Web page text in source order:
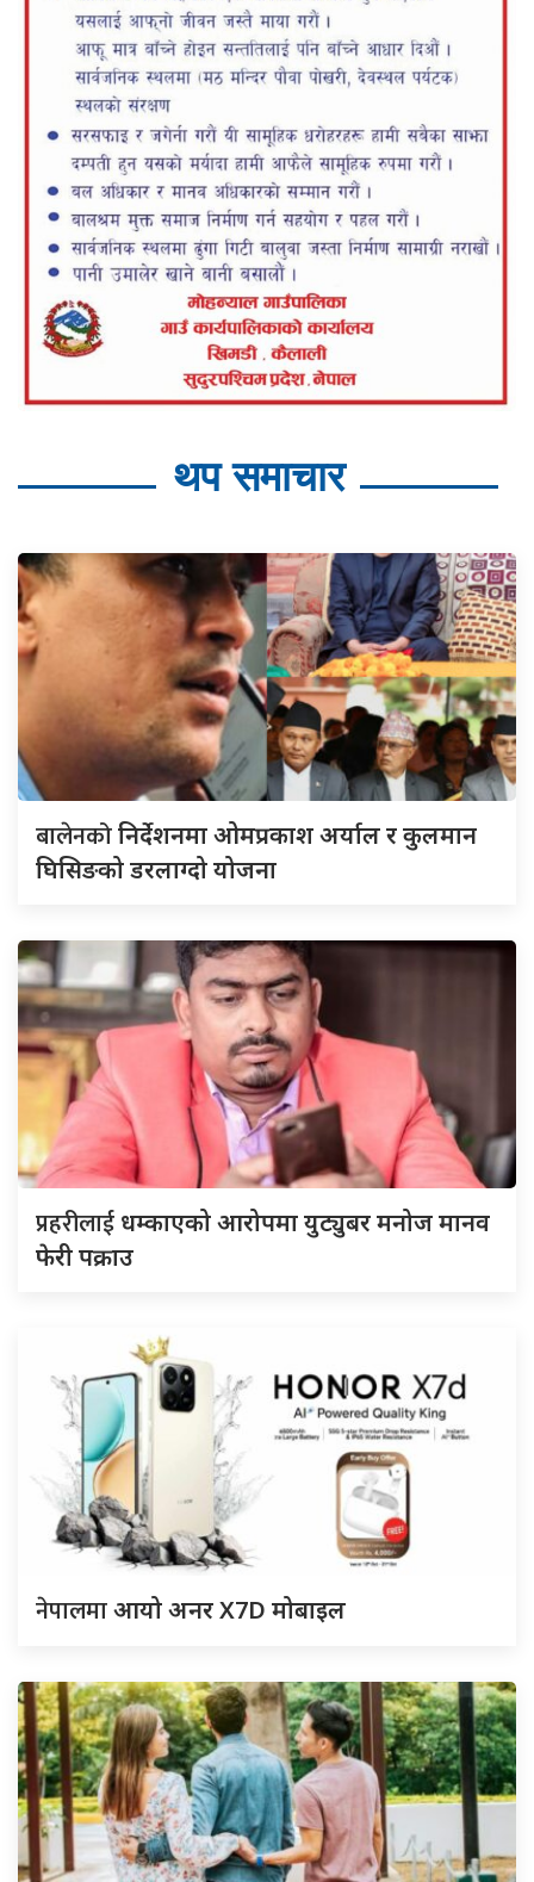
थप समाचार
बालेनकोनिर्देशनमा ओमप्रकाश अर्याल र कुलमान
घिसिङको डरलाग्दो योजना
प्रहरीलाई धम्काएको आरोपमा युट्युबर मनोज मानव
फेरी पक्राउ
नेपालमाआयो अनर X7D मोबाइल